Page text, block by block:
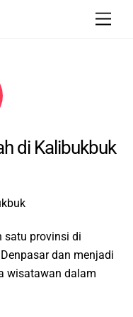
di Kalibukbuk
satu provinsi di
dan menjadi
wisatawan dalam